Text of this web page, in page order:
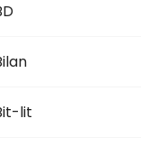
lit